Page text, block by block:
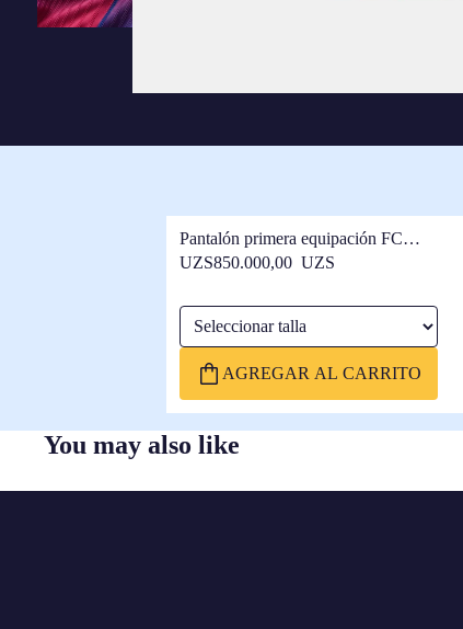
Pantalón primera equipación FC
Barcelona 25/26- Mujer
UZS850.000,00 UZS
Seleccionar talla
AGREGAR AL CARRITO
You may also like